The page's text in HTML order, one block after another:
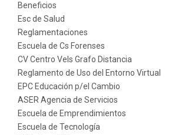
Beneficios
Esc de Salud
Reglamentaciones
Escuela de Cs Forenses
CV Centro Vels Grafo Distancia
Reglamento de Uso del Entorno Virtual
EPC Educación p/el Cambio
ASER Agencia de Servicios
Escuela de Emprendimientos
Escuela de Tecnología